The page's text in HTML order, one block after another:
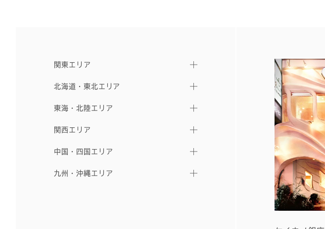
関東エリア
北海道・東北エリア
東海・北陸エリア
関西エリア
中国・四国エリア
九州・沖縄エリア